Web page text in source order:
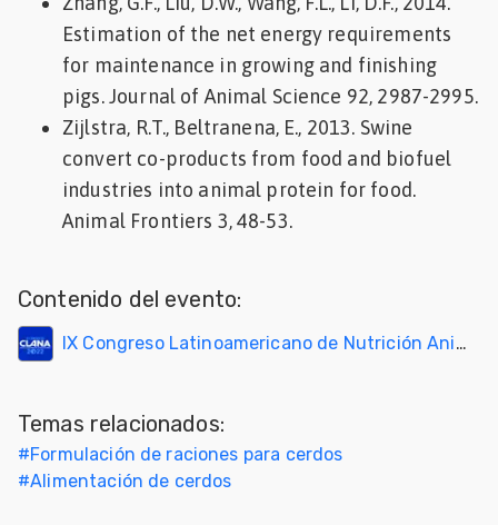
Estimation of the net energy requirements
for maintenance in growing and finishing
pigs. Journal of Animal Science 92, 2987-2995.
Zijlstra, R.T., Beltranena, E., 2013. Swine
convert co-products from food and biofuel
industries into animal protein for food.
Animal Frontiers 3, 48-53.
Contenido del evento:
IX Congreso Latinoamericano de Nutrición Animal - CLANA 2022
Temas relacionados:
#Formulación de raciones para cerdos
#Alimentación de cerdos